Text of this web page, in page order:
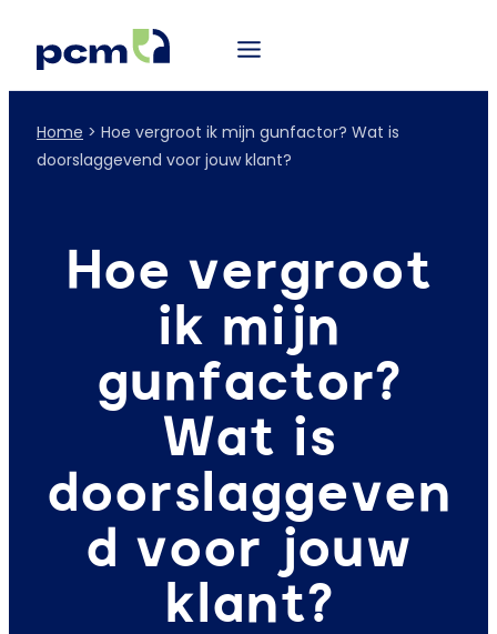
Home > Hoe vergroot ik mijn gunfactor? Wat is
doorslaggevend voor jouw klant?
Hoe vergroot
ik mijn
gunfactor?
Wat is
doorslaggeven
d voor jouw
klant?